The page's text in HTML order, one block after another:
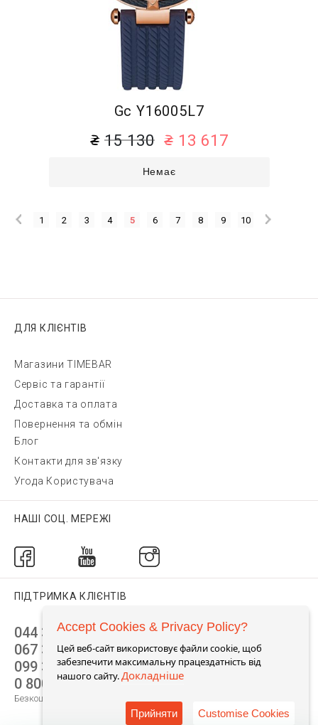
Gc Y16005L7
15 130 13 617
Немає
1 2 3 4 5 6 7 8 9 10
ДЛЯ КЛІЄНТІВ
Магазини TIMEBAR
Сервіс та гарантії
Доставка та оплата
Повернення та обмін
Блог
Контакти для зв'язку
Угода Користувача
НАШІ СОЦ. МЕРЕЖІ
ПІДТРИМКА КЛІЄНТІВ
044 392 44 45
067 344 14 44 (viber)
099 399 23 80
0 800 305 805
Безкоштовно по Україні
Accept Cookies & Privacy Policy?
Цей веб-сайт використовує файли cookie, щоб
забезпечити максимальну працездатність від
нашого сайту.Докладніше
Прийняти Customise Cookies